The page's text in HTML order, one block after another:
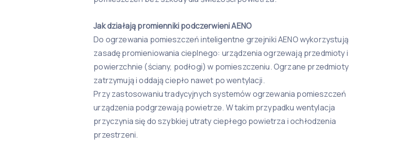
Jak działają promienniki podczerwieni AENO
Do ogrzewania pomieszczeń inteligentne grzejniki AENO wykorzystują
zasadę promieniowania cieplnego: urządzenia ogrzewają przedmioty i
powierzchnie (ściany, podłogi) w pomieszczeniu. Ogrzane przedmioty
zatrzymują i oddają ciepło nawet po wentylacji.
Przy zastosowaniu tradycyjnych systemów ogrzewania pomieszczeń
urządzenia podgrzewają powietrze. W takim przypadku wentylacja
przyczynia się do szybkiej utraty ciepłego powietrza i ochłodzenia
przestrzeni.